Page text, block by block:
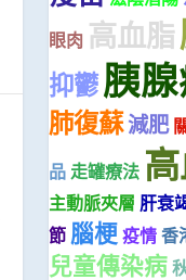
眼肉 高血脂
抑鬱胰
肺復蘇減肥
品 走罐療法
主動脈夾層 肝衰
節 腦梗疫情香
兒童傳染病